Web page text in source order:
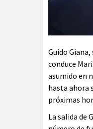
Guido
conduce
asumido en
hasta ahora
próximas
La salida de